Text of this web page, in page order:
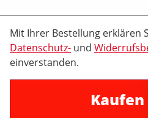
Mit Ihrer Bestellung erklären
Datenschutz- und
einverstanden.
Kaufen